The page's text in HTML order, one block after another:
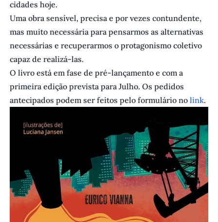
cidades hoje.
Uma obra sensível, precisa e por vezes contundente,
mas muito necessária para pensarmos as alternativas
necessárias e recuperarmos o protagonismo coletivo
capaz de realizá-las.
O livro está em fase de pré-lançamento e com a
primeira edição prevista para Julho. Os pedidos
antecipados podem ser feitos pelo formulário no link.